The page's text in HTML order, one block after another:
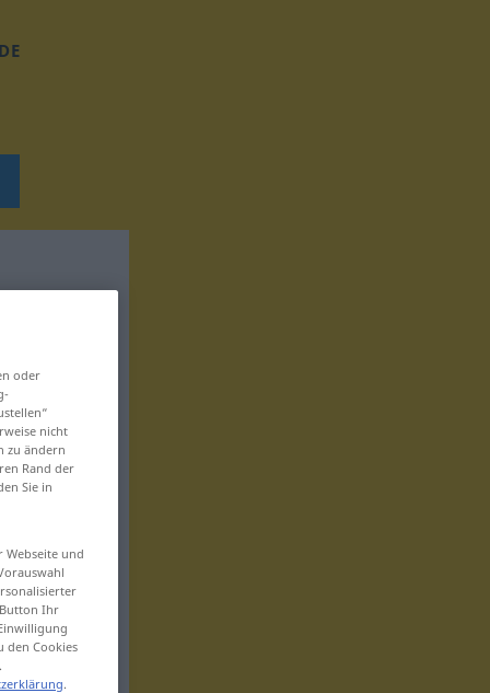
oder
nicht
zu ändern
Rand der
Sie in
und
Ihr
den Cookies
.